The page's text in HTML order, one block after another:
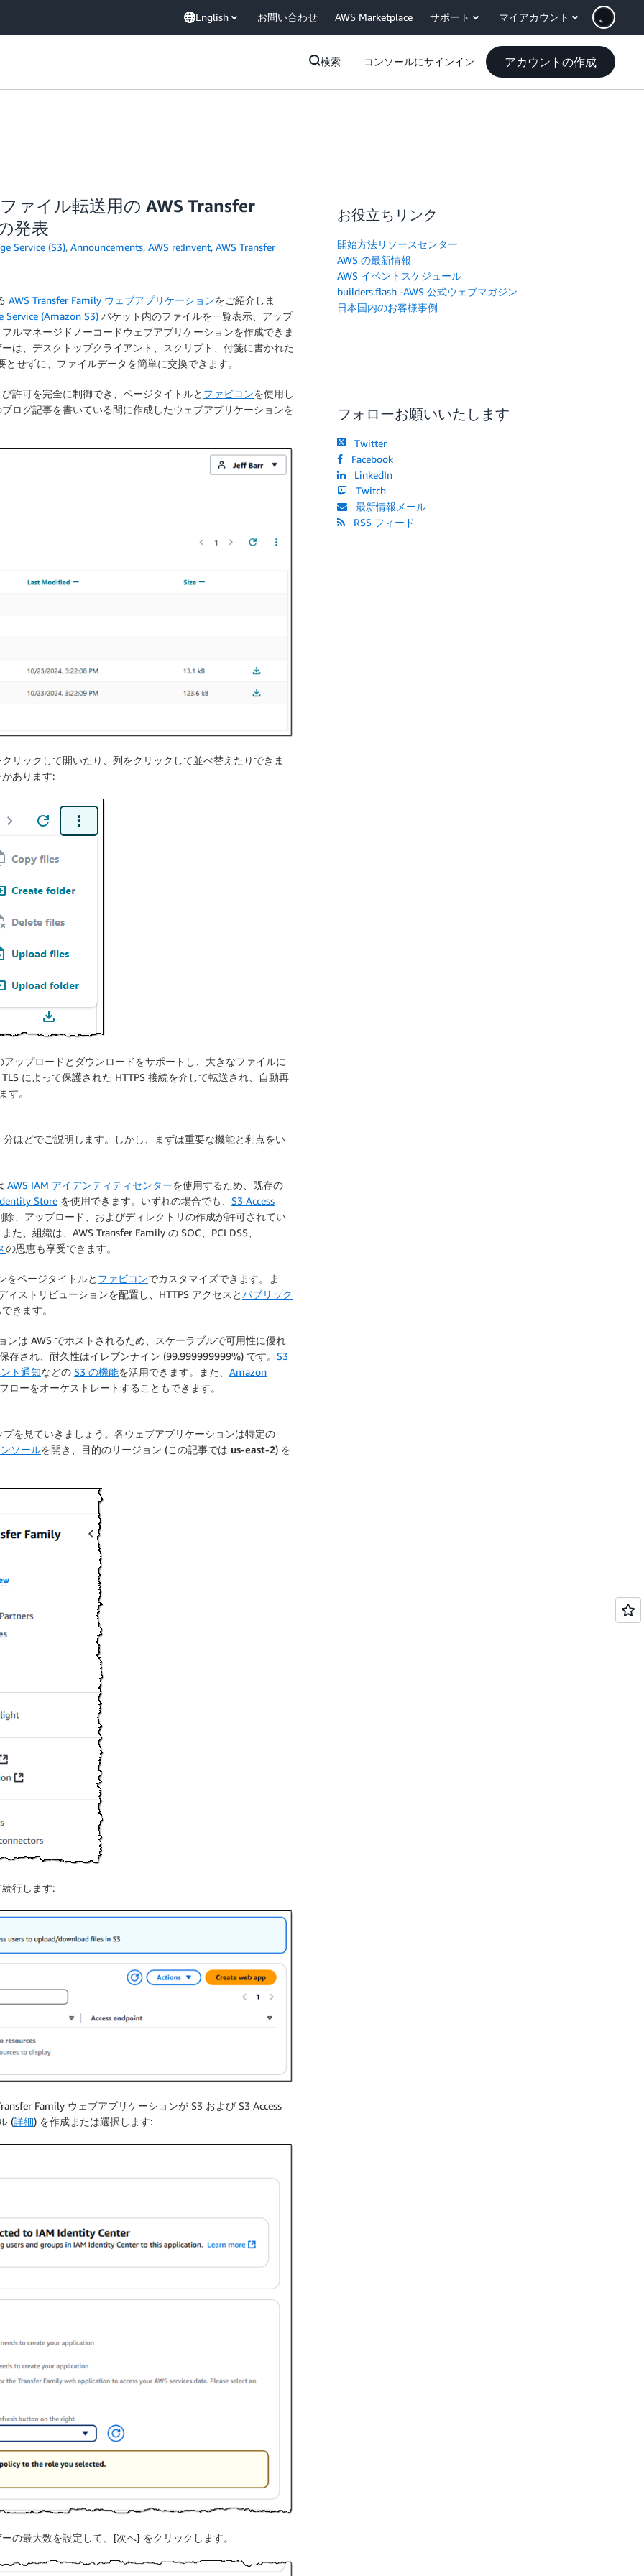
English お問い合わせ AWS Marketplace サポート マイアカウント
検索 コンソールにサインイン アカウントの作成
ァイル転送用の AWS Transfer
発表
Service (S3), Announcements, AWS re:Invent, AWS Transfer
AWS Transfer Family ウェブアプリケーションをご紹介しま
Service (Amazon S3) バケット内のファイルを一覧表示、アップ
ルマネージドノーコードウェブアプリケーションを作成できま
は、デスクトップクライアント、スクリプト、付箋に書かれた
せずに、ファイルデータを簡単に交換できます。
許可を完全に制御でき、ページタイトルと ファビコンを使用し
ログ記事を書いている間に作成したウェブアプリケーションを
リックして開いたり、列をクリックして並べ替えたりできま
あります:
ップロードとダウンロードをサポートし、大きなファイルに
によって保護された HTTPS 接続を介して転送され、自動再
す。
ほどでご説明します。しかし、まずは重要な機能と利点をい
AWS IAM アイデンティティセンターを使用するため、既存の
Store を使用できます。いずれの場合でも、 S3 Access
、アップロード、およびディレクトリの作成が許可されてい
、組織は、AWS Transfer Family の SOC、PCI DSS、
の恩恵も享受できます。
をページタイトルと ファビコンでカスタマイズできます。ま
ィストリビューションを配置し、HTTPS アクセスとパブリック
きます。
は AWS でホストされるため、スケーラブルで可用性に優れ
され、耐久性はイレブンナイン (99.999999999%) です。 S3
ト通知などの S3 の機能を活用できます。また、 Amazon
ーをオーケストレートすることもできます。
を見ていきましょう。各ウェブアプリケーションは特定の
ソールを開き、目的のリージョン (この記事では us-east-2) を
行します:
Family ウェブアプリケーションが S3 および S3 Access
(詳細) を作成または選択します:
の最大数を設定して、 [次へ] をクリックします。
お役立ちリンク
開始方法リソースセンター
AWS の最新情報
AWS イベントスケジュール
builders.flash -AWS 公式ウェブマガジン
日本国内のお客様事例
フォローお願いいたします
Twitter
Facebook
LinkedIn
Twitch
最新情報メール
RSS フィード